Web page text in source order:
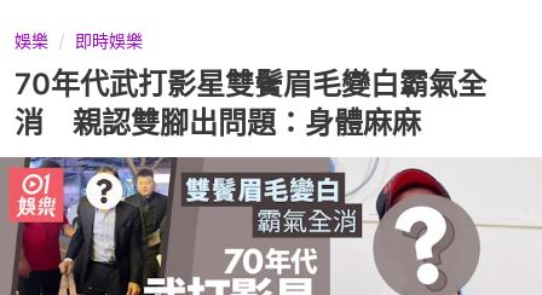
娛樂 即時娛樂
70年代武打影星雙鬢眉毛變白霸氣全
消 親認雙腳出問題：身體麻麻